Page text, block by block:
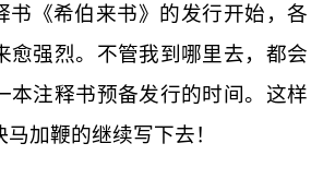
书《希伯来书》的发行开始，各
愈强烈。不管我到哪里去，都会
本注释书预备发行的时间。这样
加鞭的继续写下去！